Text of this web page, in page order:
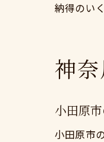
納得のい
神
小田原
小田原市